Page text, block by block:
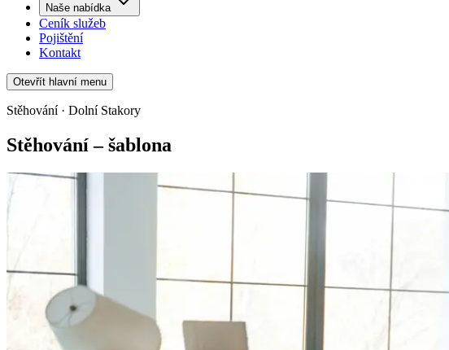
Naše nabídka
Ceník služeb
Pojištění
Kontakt
Otevřít hlavní menu
Stěhování · Dolní Stakory
Stěhování – šablona